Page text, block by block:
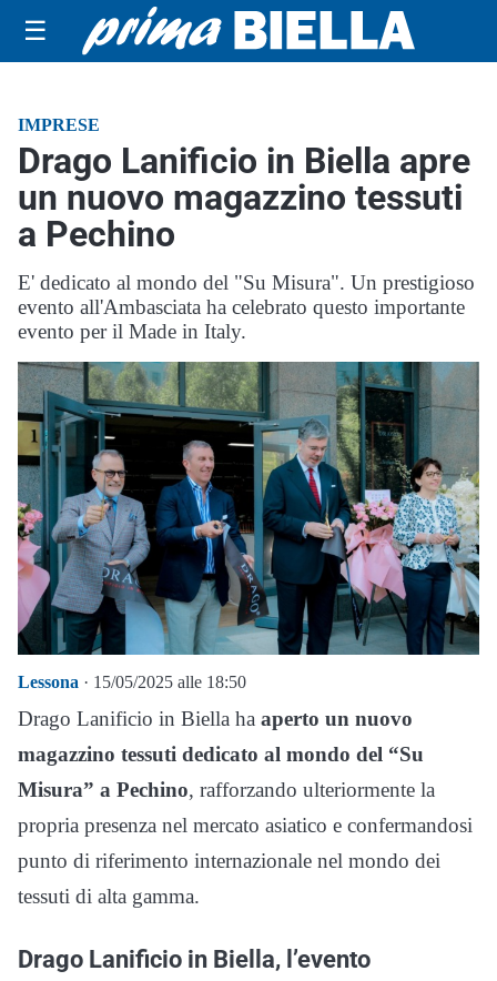
☰
IMPRESE
Drago Lanificio in Biella apre
un nuovo magazzino tessuti
a Pechino
E' dedicato al mondo del "Su Misura". Un prestigioso
evento all'Ambasciata ha celebrato questo importante
evento per il Made in Italy.
Lessona · 15/05/2025 alle 18:50
Drago Lanificio in Biella ha aperto un nuovo
magazzino tessuti dedicato al mondo del “Su
Misura” a Pechino, rafforzando ulteriormente la
propria presenza nel mercato asiatico e confermandosi
punto di riferimento internazionale nel mondo dei
tessuti di alta gamma.
Drago Lanificio in Biella, l’evento